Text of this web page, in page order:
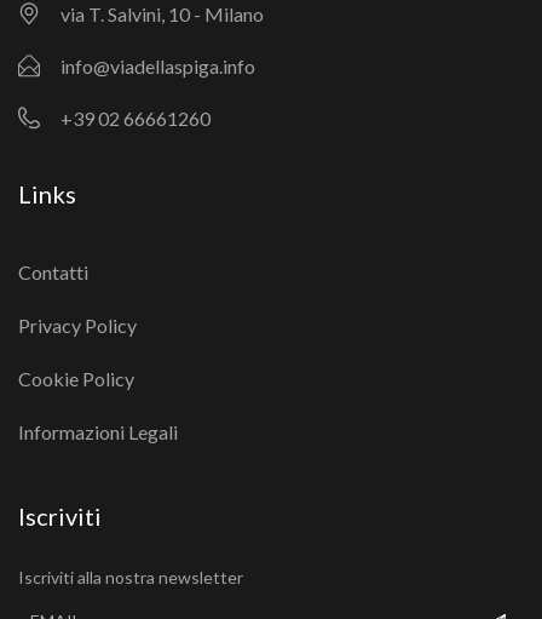
via T. Salvini, 10 - Milano
info@viadellaspiga.info
+39 02 66661260
Links
Contatti
Privacy Policy
Cookie Policy
Informazioni Legali
Iscriviti
Iscriviti alla nostra newsletter